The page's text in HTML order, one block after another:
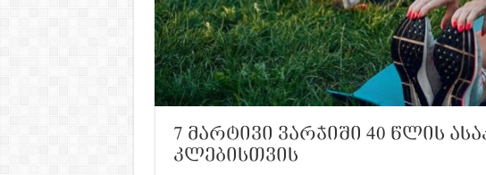
7 მარტივი ვარჯიში 40 წლის
კლებისთვის